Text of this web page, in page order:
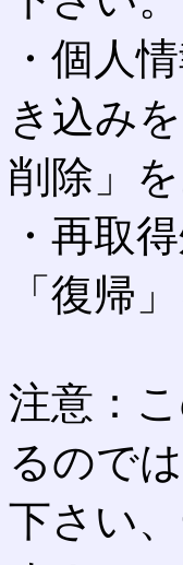
・個人
き込み
削除」
・再取
「復帰
注意：
るので
下さい